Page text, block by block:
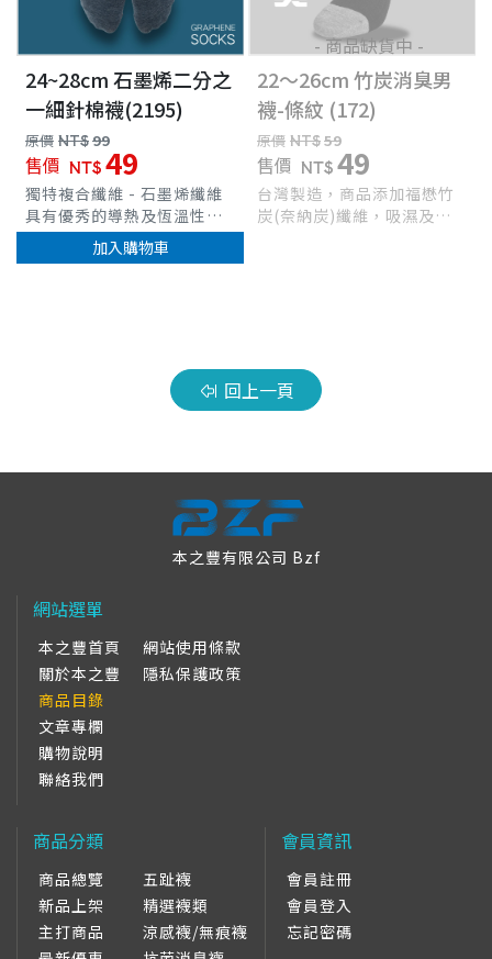
24~28cm 石墨烯二分之
一細針棉襪(2195)
原價 NT$99
售價 NT$ 49
獨特複合纖維 - 石墨烯纖維
具有優秀的導熱及恆溫性遠
紅外線可改善微循環抗靜電
等吸濕透氣功效負離子效
加入購物車
22～26cm 竹炭消臭男
襪-條紋 (172)
原價 NT$59
售價 NT$ 49
台灣製造，商品添加福懋竹
炭(奈納炭)纖維，吸濕及調
穿著更舒適，防護更全面
- 商品缺貨中 -
回上一頁
本之豐有限公司 Bzf
網站選單
本之豐首頁
關於本之豐
商品目錄
文章專欄
購物說明
聯絡我們
網站使用條款
隱私保護政策
商品分類
商品總覽
新品上架
主打商品
五趾襪
精選襪類
涼感襪/無痕襪
會員資訊
會員註冊
會員登入
忘記密碼